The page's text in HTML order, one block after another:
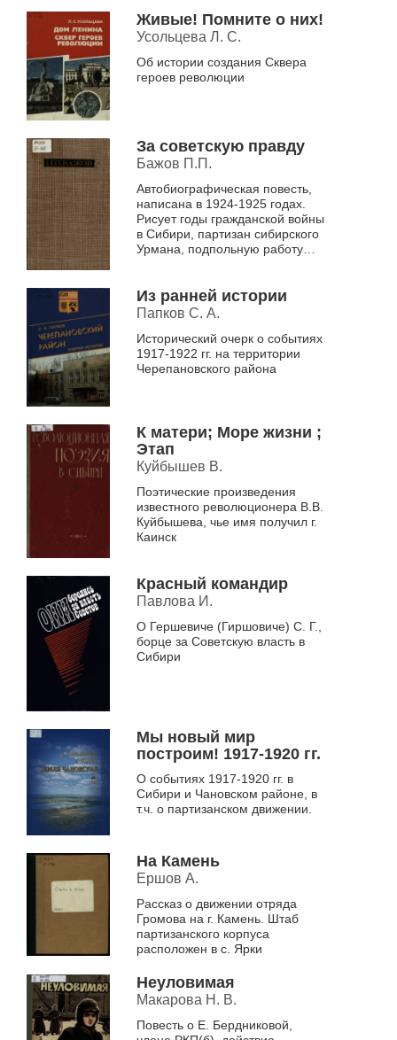
Живые! Помните о них!
Усольцева Л. С.
Об истории создания Сквера
героев революции
За советскую правду
Бажов П.П.
Автобиографическая повесть,
написана в 1924-1925 годах.
Рисует годы гражданской войны
в Сибири, партизан сибирского
Урмана, подпольную работу
...
Из ранней истории
Папков С. А.
Исторический очерк о событиях
1917-1922 гг. на территории
Черепановского района
К матери; Море жизни ;
Этап
Куйбышев В.
Поэтические произведения
известного революционера В.В.
Куйбышева, чье имя получил г.
Каинск
Красный командир
Павлова И.
О Гершевиче (Гиршовиче) С. Г.,
борце за Советскую власть в
Сибири
Мы новый мир
построим! 1917-1920 гг.
О событиях 1917-1920 гг. в
Сибири и Чановском районе, в
т.ч. о партизанском движении.
На Камень
Ершов А.
Рассказ о движении отряда
Громова на г. Камень. Штаб
партизанского корпуса
расположен в с. Ярки
Неуловимая
Макарова Н. В.
Повесть о Е. Бердниковой,